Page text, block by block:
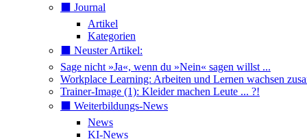
⬛️ Journal
Artikel
Kategorien
⬛️ Neuster Artikel:
Sage nicht »Ja«, wenn du »Nein« sagen willst ...
Workplace Learning: Arbeiten und Lernen wachsen
Trainer-Image (1): Kleider machen Leute ... ?!
⬛️ Weiterbildungs-News
News
KI-News